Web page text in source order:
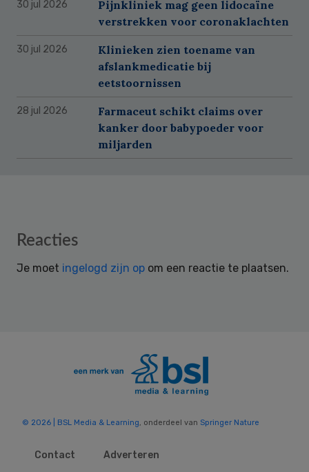
30 jul 2026
Pijnkliniek mag geen lidocaïne
verstrekken voor coronaklachten
30 jul 2026
Klinieken zien toename van
afslankmedicatie bij
eetstoornissen
28 jul 2026
Farmaceut schikt claims over
kanker door babypoeder voor
miljarden
Reader
Reacties
Je moet ingelogd zijn op om een reactie te plaatsen.
© 2026 | BSL Media & Learning, onderdeel van Springer Nature
Contact
Adverteren